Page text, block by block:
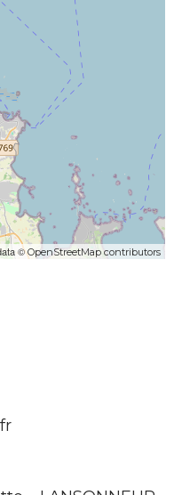
©OpenStreetMap contributors